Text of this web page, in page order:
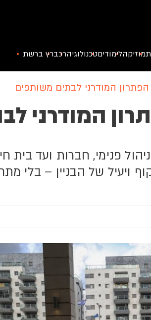
מוזיקהלימודיםטכנולוגיהרכברץ ברשת
הפתרון המודרני לבתים משותפים
המודרני
פנימי, חברות ועד בית
ויעיל של הבניין – בלי